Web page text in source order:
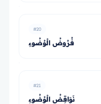
#20
فُرُوضُ الْوُضُوءِ
#21
نَوَاقِضُ الْوُضُوءِ